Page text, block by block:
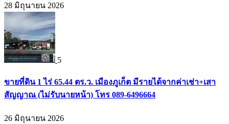
28 มิถุนายน 2026
5
ขายที่ดิน 1 ไร่ 65.44 ตร.ว. เมืองภูเก็ต มีรายได้จากค่าเช่า+เสา
สัญญาณ (ไม่รับนายหน้า) โทร 089-6496664
26 มิถุนายน 2026